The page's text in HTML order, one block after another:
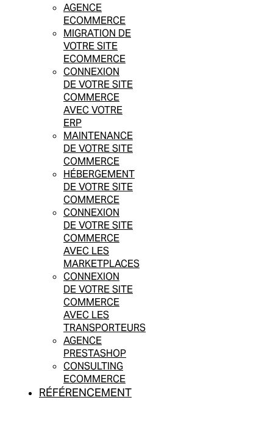
AGENCE
ECOMMERCE
MIGRATION DE
VOTRE SITE
ECOMMERCE
CONNEXION
DE VOTRE SITE
COMMERCE
AVEC VOTRE
ERP
MAINTENANCE
DE VOTRE SITE
COMMERCE
HÉBERGEMENT
DE VOTRE SITE
COMMERCE
CONNEXION
DE VOTRE SITE
COMMERCE
AVEC LES
MARKETPLACES
CONNEXION
DE VOTRE SITE
COMMERCE
AVEC LES
TRANSPORTEURS
AGENCE
PRESTASHOP
CONSULTING
ECOMMERCE
RÉFÉRENCEMENT